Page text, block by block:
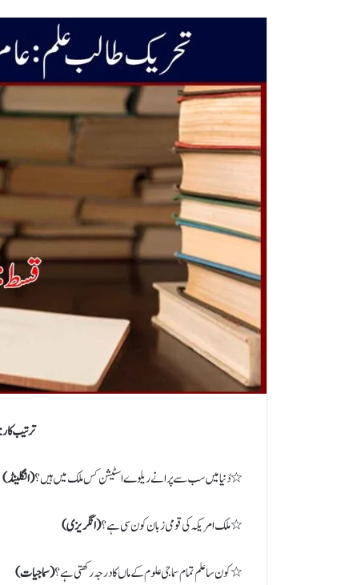
ترتیب
٭ دُنیا میں سب سے پرانے ریلوے اسٹیشن کس ملک میں ہیں؟( انگلینڈ)
٭ ملک امریکہ کی قومی زبان کون سی ہے؟( انگریزی)
٭ کون سا علم تمام سماجی علوم کے ماں کا درجہ رکھتی ہے؟( سماجیات)